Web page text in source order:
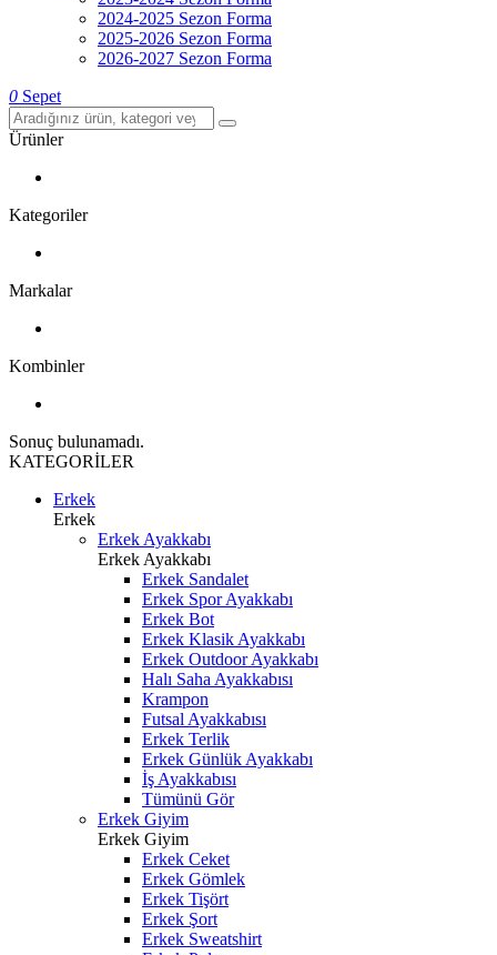
2024-2025 Sezon Forma
2025-2026 Sezon Forma
2026-2027 Sezon Forma
0 Sepet
Ürünler
Kategoriler
Markalar
Kombinler
Sonuç bulunamadı.
KATEGORİLER
Erkek
Erkek
Erkek Ayakkabı
Erkek Ayakkabı
Erkek Sandalet
Erkek Spor Ayakkabı
Erkek Bot
Erkek Klasik Ayakkabı
Erkek Outdoor Ayakkabı
Halı Saha Ayakkabısı
Krampon
Futsal Ayakkabısı
Erkek Terlik
Erkek Günlük Ayakkabı
İş Ayakkabısı
Tümünü Gör
Erkek Giyim
Erkek Giyim
Erkek Ceket
Erkek Gömlek
Erkek Tişört
Erkek Şort
Erkek Sweatshirt